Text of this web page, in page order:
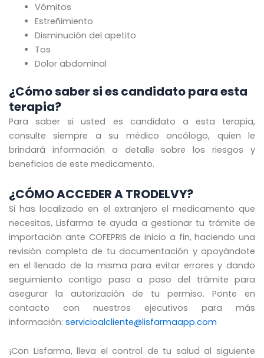
Vómitos
Estreñimiento
Disminución del apetito
Tos
Dolor abdominal
¿Cómo saber si es candidato para esta
terapia?
Para saber si usted es candidato a esta terapia,
consulte siempre a su médico oncólogo, quien le
brindará información a detalle sobre los riesgos y
beneficios de este medicamento.
¿CÓMO ACCEDER A TRODELVY?
Si has localizado en el extranjero el medicamento que
necesitas, Lisfarma te ayuda a gestionar tu trámite de
importación ante COFEPRIS de inicio a fin, haciendo una
revisión completa de tu documentación y apoyándote
en el llenado de la misma para evitar errores y dando
seguimiento contigo paso a paso del trámite para
asegurar la autorización de tu permiso. Ponte en
contacto con nuestros ejecutivos para más
información: servicioalcliente@lisfarmaapp.com
¡Con Lisfarma, lleva el control de tu salud al siguiente